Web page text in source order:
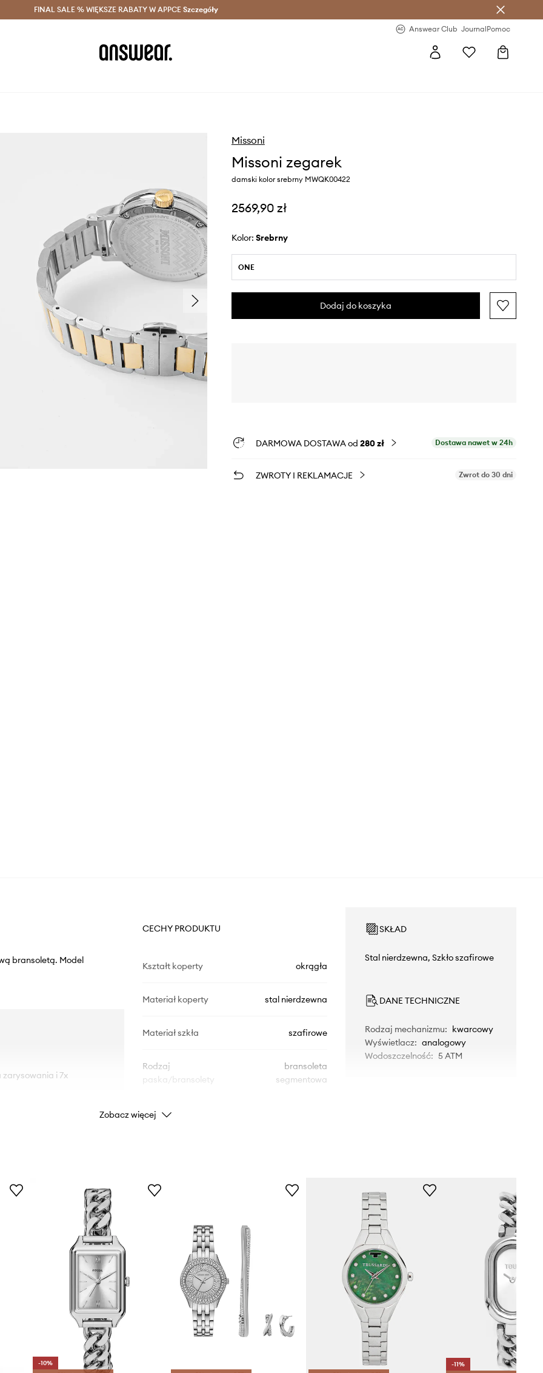
Oszczędzaj z Answear Club > Dostawa nawet w 24h >
FINAL SALE % WIĘKSZE RABATY W APPCE Szczegóły
Answear Club JournalPomoc
Missoni
Missoni zegarek
damski kolor srebrny MWQK00422
2569,90 zł
Kolor: srebrny
ONE
Dodaj do koszyka
DARMOWA DOSTAWA od 280 zł Dostawa nawet w 24h
ZWROTY I REKLAMACJE Zwrot do 30 dni
bransoletą. Model
zarysowania i 7x
CECHY PRODUKTU
Kształt koperty okrągła
Materiał koperty stal nierdzewna
Materiał szkła szafirowe
Rodzaj
paska/bransolety
bransoleta
segmentowa
Kolor producenta
ID Produktu
SKŁAD
Stal nierdzewna, Szkło szafirowe
DANE TECHNICZNE
Rodzaj mechanizmu: kwarcowy
Wyświetlacz: analogowy
Wodoszczelność: 5 ATM
Zobacz więcej
-10%
-11%